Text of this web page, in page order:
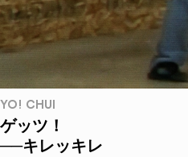
YO! CHUI
ゲッツ！
──キレッキレ